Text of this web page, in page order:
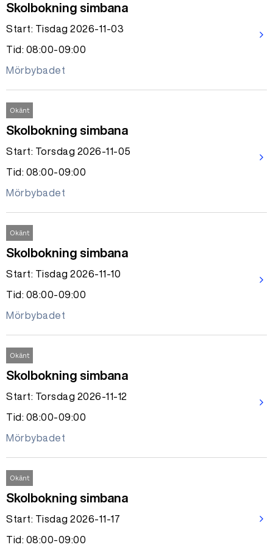
Skolbokning simbana
Start: Tisdag 2026-11-03
Tid: 08:00-09:00
Mörbybadet
arrow_forward_ios
Okänt
Skolbokning simbana
Start: Torsdag 2026-11-05
Tid: 08:00-09:00
Mörbybadet
arrow_forward_ios
Okänt
Skolbokning simbana
Start: Tisdag 2026-11-10
Tid: 08:00-09:00
Mörbybadet
arrow_forward_ios
Okänt
Skolbokning simbana
Start: Torsdag 2026-11-12
Tid: 08:00-09:00
Mörbybadet
arrow_forward_ios
Okänt
Skolbokning simbana
Start: Tisdag 2026-11-17
Tid: 08:00-09:00
arrow_forward_ios